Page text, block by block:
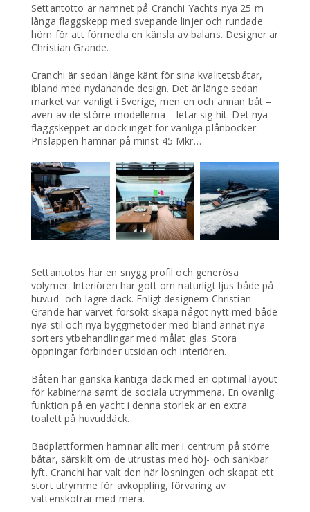
Settantotto är namnet på Cranchi Yachts nya 25 m
långa flaggskepp med svepande linjer och rundade
hörn för att förmedla en känsla av balans. Designer är
Christian Grande.
Cranchi är sedan länge känt för sina kvalitetsbåtar,
ibland med nydanande design. Det är länge sedan
märket var vanligt i Sverige, men en och annan båt –
även av de större modellerna – letar sig hit. Det nya
flaggskeppet är dock inget för vanliga plånböcker.
Prislappen hamnar på minst 45 Mkr…
Settantotos har en snygg profil och generösa
volymer. Interiören har gott om naturligt ljus både på
huvud- och lägre däck. Enligt designern Christian
Grande har varvet försökt skapa något nytt med både
nya stil och nya byggmetoder med bland annat nya
sorters ytbehandlingar med målat glas. Stora
öppningar förbinder utsidan och interiören.
Båten har ganska kantiga däck med en optimal layout
för kabinerna samt de sociala utrymmena. En ovanlig
funktion på en yacht i denna storlek är en extra
toalett på huvuddäck.
Badplattformen hamnar allt mer i centrum på större
båtar, särskilt om de utrustas med höj- och sänkbar
lyft. Cranchi har valt den här lösningen och skapat ett
stort utrymme för avkoppling, förvaring av
vattenskotrar med mera.